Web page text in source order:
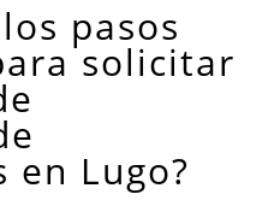
pasos
solicitar
en Lugo?